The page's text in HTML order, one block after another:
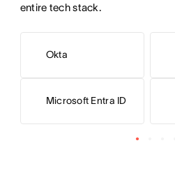
entire tech stack.
Okta
Microsoft Entra ID